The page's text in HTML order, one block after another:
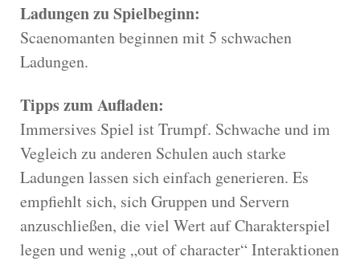
Ladungen zu Spielbeginn:
Scaenomanten beginnen mit 5 schwachen
Ladungen.
Tipps zum Aufladen:
Immersives Spiel ist Trumpf. Schwache und im
Vegleich zu anderen Schulen auch starke
Ladungen lassen sich einfach generieren. Es
empfiehlt sich, sich Gruppen und Servern
anzuschließen, die viel Wert auf Charakterspiel
legen und wenig „out of character“ Interaktionen